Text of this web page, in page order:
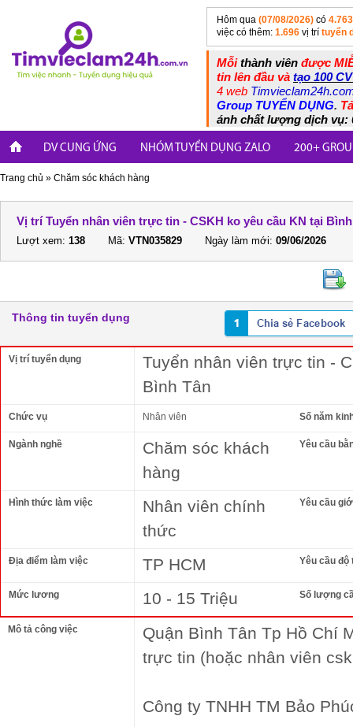
Hôm qua (07/08/2026) có 4.763
việc có thêm: 1.696 vị trí tuyển
Mỗithành viên được
tin lên đầu và tạo 100
4 web
Group TUYỂN DỤNG.
ánh chất lượng dịch vụ:
DV CUNG ỨNG NHÓM TUYỂN DỤNG ZALO 200+
Trang chủ » Chăm sóc khách hàng
Vị trí Tuyển nhân viên trực tin - CSKH ko yêu cầu KN tại
Lượt xem: 138 Mã: VTN035829 Ngày làm mới: 09/06/2026
Thông tin tuyển dụng
Vị trí tuyển dụng
Tuyển nhân viên trực tin -
Bình Tân
Chức vụ Nhân viên Số năm
Ngành nghề
Chăm sóc khách
hàng
Yêu cầu
Hình thức làm việc
Nhân viên chính
thức
Yêu cầu
Địa điểm làm việc TP HCM Yêu cầu độ
Mức lương 10 - 15 Triệu Số lượng
Mô tả công việc
Quận Bình Tân Tp Hồ Chí
trực tin (hoặc nhân viên
Công ty TNHH TM Bảo